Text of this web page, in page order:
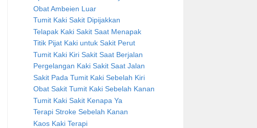
Obat Ambeien Luar
Tumit Kaki Sakit Dipijakkan
Telapak Kaki Sakit Saat Menapak
Titik Pijat Kaki untuk Sakit Perut
Tumit Kaki Kiri Sakit Saat Berjalan
Pergelangan Kaki Sakit Saat Jalan
Sakit Pada Tumit Kaki Sebelah Kiri
Obat Sakit Tumit Kaki Sebelah Kanan
Tumit Kaki Sakit Kenapa Ya
Terapi Stroke Sebelah Kanan
Kaos Kaki Terapi